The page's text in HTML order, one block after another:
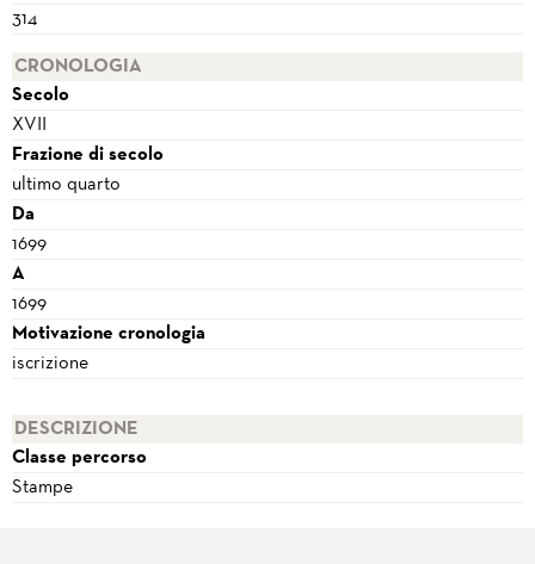
314
CRONOLOGIA
Secolo
XVII
Frazione di secolo
ultimo quarto
Da
1699
A
1699
Motivazione cronologia
iscrizione
DESCRIZIONE
Classe percorso
Stampe